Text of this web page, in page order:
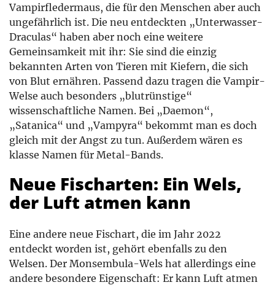
Vampirfledermaus, die für den Menschen aber auch
ungefährlich ist. Die neu entdeckten „Unterwasser-
Draculas“ haben aber noch eine weitere
Gemeinsamkeit mit ihr: Sie sind die einzig
bekannten Arten von Tieren mit Kiefern, die sich
von Blut ernähren. Passend dazu tragen die Vampir-
Welse auch besonders „blutrünstige“
wissenschaftliche Namen. Bei „Daemon“,
„Satanica“ und „Vampyra“ bekommt man es doch
gleich mit der Angst zu tun. Außerdem wären es
klasse Namen für Metal-Bands.
Neue Fischarten: Ein Wels,
der Luft atmen kann
Eine andere neue Fischart, die im Jahr 2022
entdeckt worden ist, gehört ebenfalls zu den
Welsen. Der Monsembula-Wels hat allerdings eine
andere besondere Eigenschaft: Er kann Luft atmen